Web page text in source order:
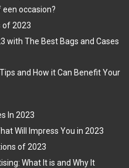
occasion?
of 2023
with The Best Bags and Cases
and How it Can Benefit Your
In 2023
Will Impress You in 2023
of 2023
What It is and Why It